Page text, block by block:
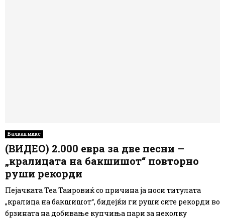
Балкан микс
(ВИДЕО) 2.000 евра за две песни –
„кралицата на бакшишот“ повторно
руши рекорди
Пејачката Теа Таировиќ со причина ја носи титулата
„кралица на бакшишот“, бидејќи ги руши сите рекорди во
брзината на добивање купчиња пари за неколку